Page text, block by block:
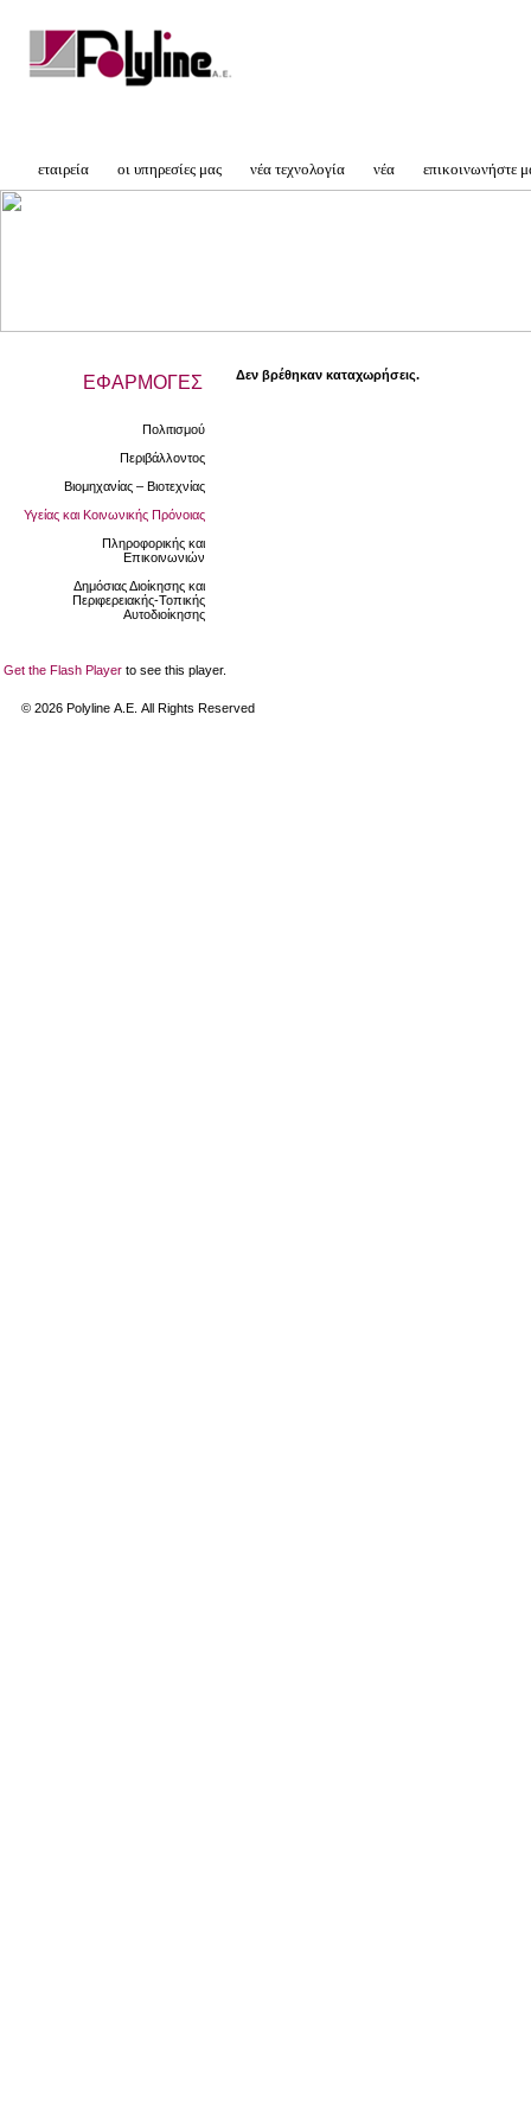
εταιρεία οι υπηρεσίες μας νέα τεχνολογία νέα επικοινωνήστε
ΕΦΑΡΜΟΓΕΣ
Πολιτισμού
Περιβάλλοντος
Βιομηχανίας – Βιοτεχνίας
Υγείας και Κοινωνικής Πρόνοιας
Πληροφορικής και
Επικοινωνιών
Δημόσιας Διοίκησης και
Περιφερειακής-Τοπικής
Αυτοδιοίκησης
Δεν βρέθηκαν καταχωρήσεις.
Get the Flash Player to see this player.
© 2026 Polyline Α.Ε. All Rights Reserved